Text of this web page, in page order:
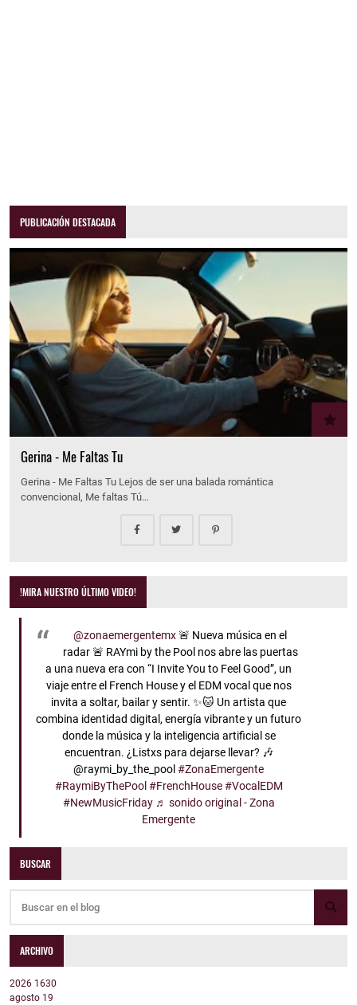
PUBLICACIÓN DESTACADA
Gerina - Me Faltas Tu
Gerina - Me Faltas Tu Lejos de ser una balada romántica
convencional, Me faltas Tú…
!MIRA NUESTRO ÚLTIMO VIDEO!
@zonaemergentemx🚨 Nueva música en el
radar 🚨 RAYmi by the Pool nos abre las puertas
a una nueva era con “I Invite You to Feel Good”, un
viaje entre el French House y el EDM vocal que nos
invita a soltar, bailar y sentir. ✨🐱 Un artista que
combina identidad digital, energía vibrante y un futuro
donde la música y la inteligencia artificial se
encuentran. ¿Listxs para dejarse llevar? 🎶
@raymi_by_the_pool#ZonaEmergente
#RaymiByThePool #FrenchHouse #VocalEDM
#NewMusicFriday ♬ sonido original - Zona
Emergente
BUSCAR
ARCHIVO
2026 1630
agosto 19